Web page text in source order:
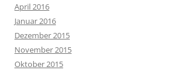
April 2016
Januar 2016
Dezember 2015
November 2015
Oktober 2015